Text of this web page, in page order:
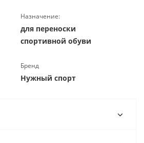
Назначение:
для переноски
спортивной обуви
Бренд
Нужный спорт